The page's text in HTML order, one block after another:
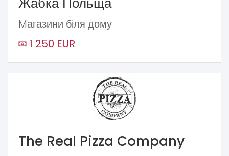
Mагазини біля дому
1 250 EUR
The Real Pizza Company